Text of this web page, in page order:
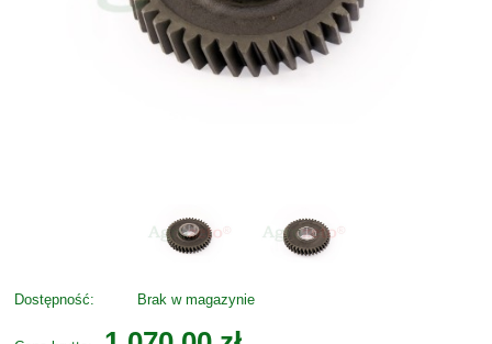
Dostępność: Brak w magazynie